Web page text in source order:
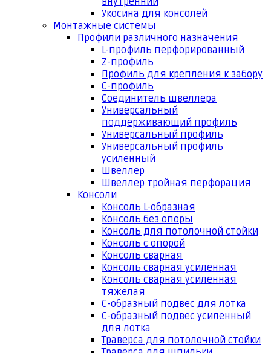
Укосина для консолей
Монтажные системы
Профили различного назначения
L-профиль перфорированный
Z-профиль
Профиль для крепления к забору
С-профиль
Соединитель швеллера
Универсальный
поддерживающий профиль
Универсальный профиль
Универсальный профиль
усиленный
Швеллер
Швеллер тройная перфорация
Консоли
Консоль L-образная
Консоль без опоры
Консоль для потолочной стойки
Консоль с опорой
Консоль сварная
Консоль сварная усиленная
Консоль сварная усиленная
тяжелая
С-образный подвес для лотка
С-образный подвес усиленный
для лотка
Траверса для потолочной стойки